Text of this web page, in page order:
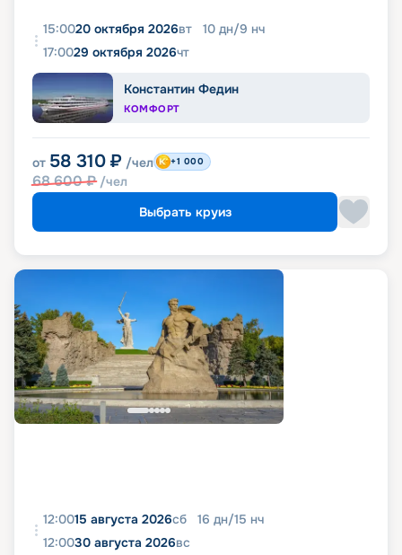
15:0020 октября 2026вт 10 дн/9 нч
17:0029 октября 2026чт
Константин Федин
КОМФОРТ
от 58 310 ₽ /чел
68 600₽ /чел
+1 000
Выбрать круиз
12:0015 августа 2026сб 16 дн/15 нч
12:0030 августа 2026вс